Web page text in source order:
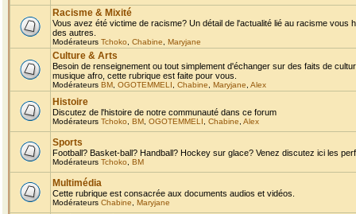
Racisme & Mixité
Vous avez été victime de racisme? Un détail de l'actualité lié au racisme
des autres.
Modérateurs Tchoko Chabine Maryjane
Culture & Arts
Besoin de renseignement ou tout simplement d'échanger sur des faits de
musique afro, cette rubrique est faite pour vous.
Modérateurs BM OGOTEMMELI Chabine Maryjane Alex
Histoire
Discutez de l'histoire de notre communauté dans ce forum
Modérateurs Tchoko BM OGOTEMMELI Chabine Alex
Sports
Football? Basket-ball? Handball? Hockey sur glace? Venez discutez ici les
Modérateurs Tchoko BM
Multimédia
Cette rubrique est consacrée aux documents audios et vidéos.
Modérateurs Chabine Maryjane